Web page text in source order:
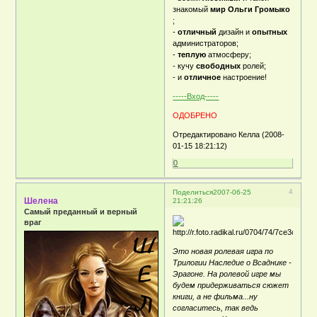
знакомыймир Ольги Громыко
;
-отличный дизайн иопытных
администраторов;
-теплую атмосферу;
- кучусвободных ролей;
- иотличноенастроение!
-----Вход-----
ОДОБРЕНО
Отредактировано Келла (2008-
01-15 18:21:12)
0
Поделиться 4
2007-06-25
21:21:26
Шелена
Самый преданный и верный
враг
Это новая ролевая игра по
Трилогии Наследие о Всаднике -
Эрагоне. На ролевой игре мы
будем придерживаться сюжет
книги, а не фильма...ну
согласитесь, так ведь